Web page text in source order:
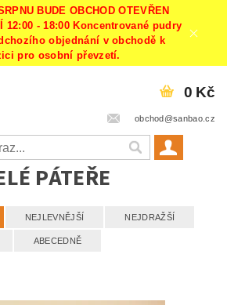
BUDE OBCHOD OTEVŘEN
12:00 - 18:00 Koncentrované pudry
objednání v obchodě k
pro osobní převzetí.
obchod@sanbao.cz
0 Kč
PÁTEŘE
NEJLEVNĚJŠÍ NEJDRAŽŠÍ
ABECEDNĚ